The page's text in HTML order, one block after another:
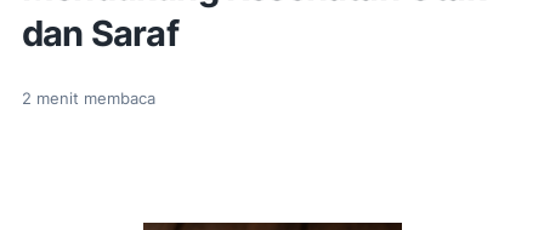
dan Saraf
2 menit membaca